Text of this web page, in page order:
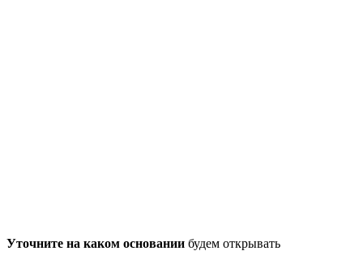
Уточните на каком основании будем открывать